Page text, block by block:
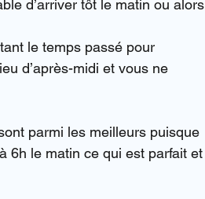
d’arriver tôt le matin ou alors
le temps passé pour
d’après-midi et vous ne
parmi les meilleurs puisque
à 6h le matin ce qui est parfait et